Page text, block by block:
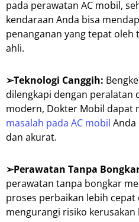
pada perawatan AC mobil,
kendaraan Anda bisa
penanganan yang tepat oleh
ahli.
➢Teknologi Canggih:
dilengkapi dengan peralatan
modern, Dokter Mobil dapat
masalah pada AC mobil Anda
dan akurat.
➢Perawatan Tanpa
perawatan tanpa bongkar
proses perbaikan lebih cepat
mengurangi risiko